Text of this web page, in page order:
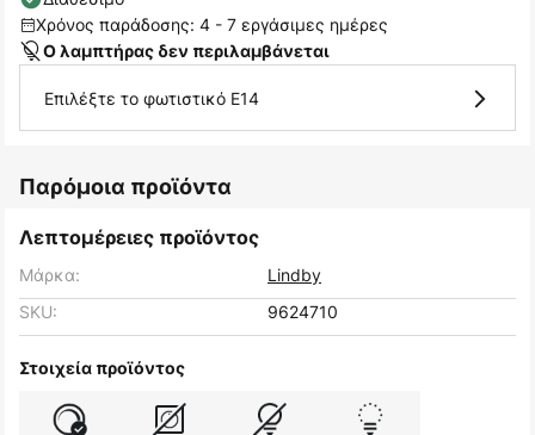
Χρόνος παράδοσης: 4 - 7 εργάσιμες ημέρες
Ο λαμπτήρας δεν περιλαμβάνεται
Επιλέξτε το φωτιστικό E14
Παρόμοια προϊόντα
Λεπτομέρειες προϊόντος
Μάρκα:
Lindby
SKU:
9624710
Στοιχεία προϊόντος